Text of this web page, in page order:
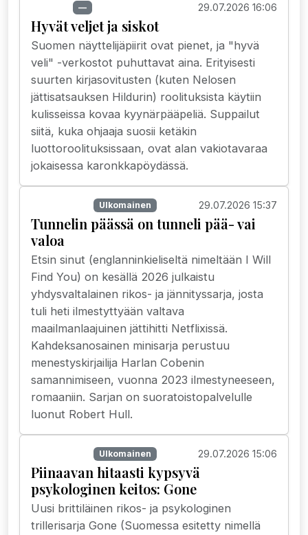
— 29.07.2026 16:06
Hyvät veljet ja siskot
Suomen näyttelijäpiirit ovat pienet, ja "hyvä
veli" -verkostot puhuttavat aina. Erityisesti
suurten kirjasovitusten (kuten Nelosen
jättisatsauksen Hildurin) roolituksista käytiin
kulisseissa kovaa kyynärpääpeliä. Suppailut
siitä, kuka ohjaaja suosii ketäkin
luottoroolituksissaan, ovat alan vakiotavaraa
jokaisessa karonkkapöydässä.
Ulkomainen 29.07.2026 15:37
Tunnelin päässä on tunneli pää- vai
valoa
Etsin sinut (englanninkieliseltä nimeltään I Will
Find You) on kesällä 2026 julkaistu
yhdysvaltalainen rikos- ja jännityssarja, josta
tuli heti ilmestyttyään valtava
maailmanlaajuinen jättihitti Netflixissä.
Kahdeksanosainen minisarja perustuu
menestyskirjailija Harlan Cobenin
samannimiseen, vuonna 2023 ilmestyneeseen,
romaaniin. Sarjan on suoratoistopalvelulle
luonut Robert Hull.
Ulkomainen 29.07.2026 15:06
Piinaavan hitaasti kypsyvä
psykologinen keitos: Gone
Uusi brittiläinen rikos- ja psykologinen
trillerisarja Gone (Suomessa esitetty nimellä